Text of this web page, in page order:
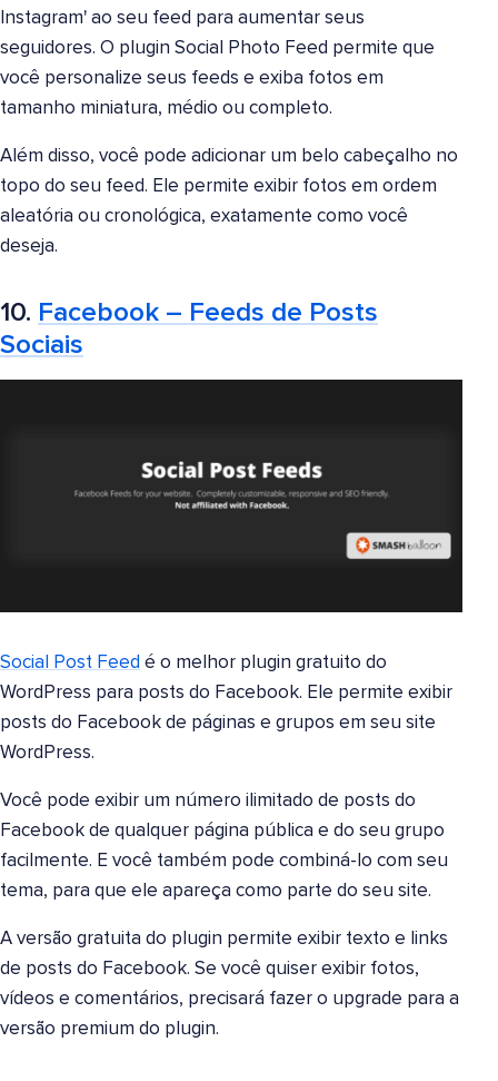
Instagram' ao seu feed para aumentar seus
seguidores. O plugin Social Photo Feed permite que
você personalize seus feeds e exiba fotos em
tamanho miniatura, médio ou completo.
Além disso, você pode adicionar um belo cabeçalho no
topo do seu feed. Ele permite exibir fotos em ordem
aleatória ou cronológica, exatamente como você
deseja.
10. Facebook – Feeds de Posts
Sociais
Social Post Feed é o melhor plugin gratuito do
WordPress para posts do Facebook. Ele permite exibir
posts do Facebook de páginas e grupos em seu site
WordPress.
Você pode exibir um número ilimitado de posts do
Facebook de qualquer página pública e do seu grupo
facilmente. E você também pode combiná-lo com seu
tema, para que ele apareça como parte do seu site.
A versão gratuita do plugin permite exibir texto e links
de posts do Facebook. Se você quiser exibir fotos,
vídeos e comentários, precisará fazer o upgrade para a
versão premium do plugin.